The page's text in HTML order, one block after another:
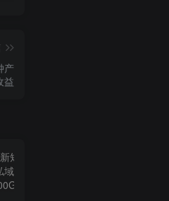
益